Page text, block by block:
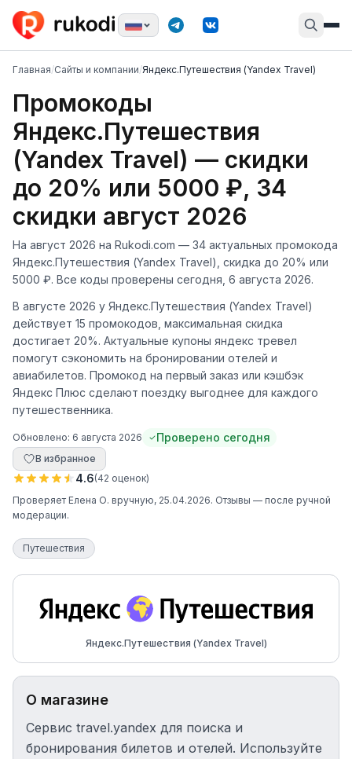
Главная/Сайты и компании/Яндекс.Путешествия (Yandex Travel)
Промокоды
Яндекс.Путешествия
(Yandex Travel) — скидки
до 20% или 5000 ₽, 34
скидки август 2026
На август 2026 на Rukodi.com — 34 актуальных промокода
Яндекс.Путешествия (Yandex Travel), скидка до 20% или
5000 ₽. Все коды проверены сегодня, 6 августа 2026.
В августе 2026 у Яндекс.Путешествия (Yandex Travel)
действует 15 промокодов, максимальная скидка
достигает 20%. Актуальные купоны яндекс тревел
помогут сэкономить на бронировании отелей и
авиабилетов. Промокод на первый заказ или кэшбэк
Яндекc Плюс сделают поездку выгоднее для каждого
путешественника.
Обновлено: 6 августа 2026 Проверено сегодня
В избранное
4.6(42 оценок)
Проверяет Елена О. вручную, 25.04.2026. Отзывы — после ручной
модерации.
Путешествия
Яндекс.Путешествия (Yandex Travel)
О магазине
Сервис travel.yandex для поиска и
бронирования билетов и отелей. Используйте